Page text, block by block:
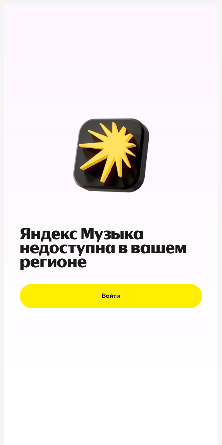
Яндекс Музыка
недоступна в вашем
регионе
Войти